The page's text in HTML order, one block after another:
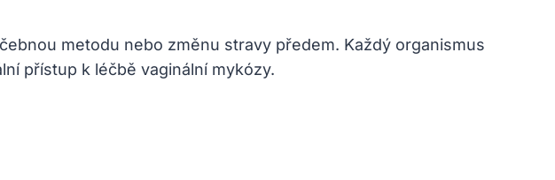
metodu nebo změnu stravy předem. Každý organismus
přístup k léčbě vaginální mykózy.